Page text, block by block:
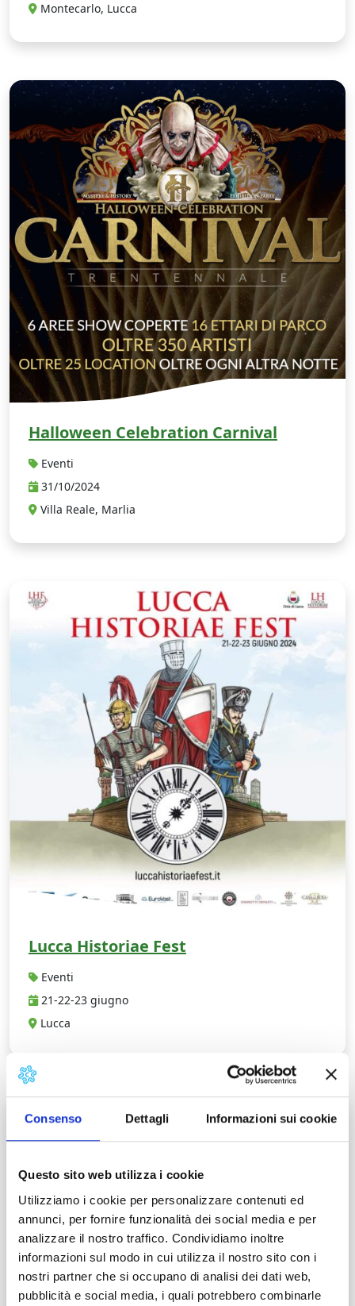
Consenso Dettagli Informazioni sui cookie
Questo sito web utilizza i cookie
Utilizziamo i cookie per personalizzare contenuti ed
annunci, per fornire funzionalità dei social media e per
analizzare il nostro traffico. Condividiamo inoltre
informazioni sul modo in cui utilizza il nostro sito con i
nostri partner che si occupano di analisi dei dati web,
pubblicità e social media, i quali potrebbero combinarle
Montecarlo, Lucca
Halloween Celebration Carnival
Eventi
31/10/2024
Villa Reale, Marlia
Lucca Historiae Fest
Eventi
21-22-23 giugno
Lucca